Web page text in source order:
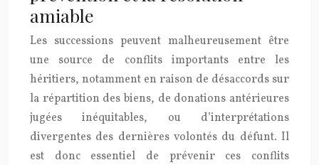
amiable
Les successions peuvent malheureusement être
une source de conflits importants entre les
héritiers, notamment en raison de désaccords sur
la répartition des biens, de donations antérieures
jugées inéquitables, ou d’interprétations
divergentes des dernières volontés du défunt. Il
est donc essentiel de prévenir ces conflits